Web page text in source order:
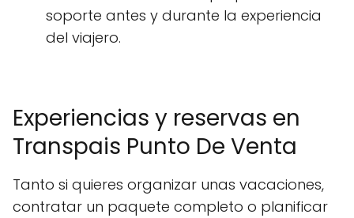
soporte antes y durante la experiencia
del viajero.
Experiencias y reservas en
Transpais Punto De Venta
Tanto si quieres organizar unas vacaciones,
contratar un paquete completo o planificar